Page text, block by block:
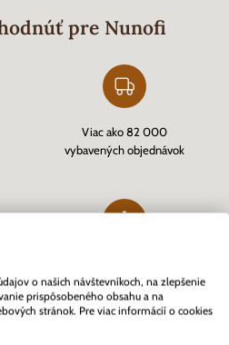
pre Nunofi
Viac ako 82 000
vybavených objednávok
a kvalitný zákaznícky servis
o našich návštevníkoch, na zlepšenie
prispôsobeného obsahu a na
stránok. Pre viac informácií o cookies